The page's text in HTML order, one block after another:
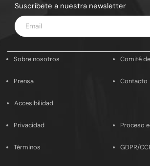
Suscríbete a nuestra newsletter
Introduce
tu
Sobre nosotros Comité
Prensa Contacto
Accesibilidad
Privacidad Proceso
Términos GDPR/